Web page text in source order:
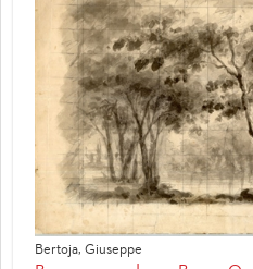
Bertoja, Giuseppe